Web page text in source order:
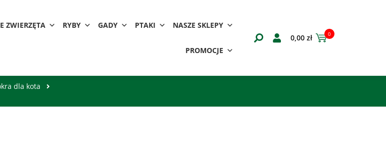
ZWIERZĘTA RYBY GADY PTAKI NASZE SKLEPY
PROMOCJE
0,00 zł 0
dla kota